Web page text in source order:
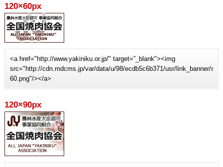
120×60px
<a href="http://www.yakiniku.or.jp/" target=”_blank"><img
src="http://cdn.mdcms.jp/var/data/u/98/ecdb5c6b371/usr/link_banner/
60.png"/></a>
120×90px